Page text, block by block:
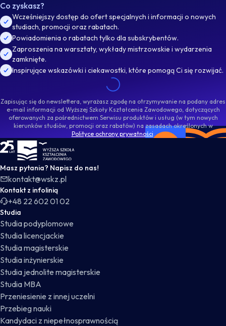
Co zyskasz?
Wcześniejszy dostęp do ofert specjalnych i informacji o nowych
studiach, promocji oraz rabatach.
Powiadomienia o rabatach tylko dla subskrybentów.
Zaproszenia na warsztaty, wykłady mistrzowskie i wydarzenia
zamknięte.
Inspirujące wskazówki i ciekawostki, które pomogą Ci się rozwijać.
Zapisując się do newslettera, wyrażasz zgodę na otrzymywanie na podany adres
e-mail informacji od Wyższej Szkoły Kształcenia Zawodowego, dotyczących
oferowanych za pośrednictwem Serwisu produktów i usług (w tym nowych
kierunków studiów, promocji oraz rabatów) na zasadach określonych w
Polityce ochrony prywatności.
WSKZ - strona główna
Masz pytania? Napisz do nas!
kontakt@wskz.pl
Kontakt z infolinią
+48 22 602 01 02
Studia
Studia podyplomowe
Studia licencjackie
Studia magisterskie
Studia inżynierskie
Studia jednolite magisterskie
Studia MBA
Przeniesienie z innej uczelni
Przebieg nauki
Kandydaci z niepełnosprawnością